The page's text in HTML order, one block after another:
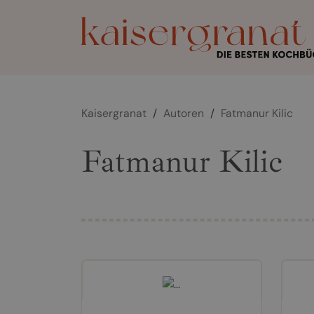
Kaisergranat / Autoren / Fatmanur Kilic
Fatmanur Kilic